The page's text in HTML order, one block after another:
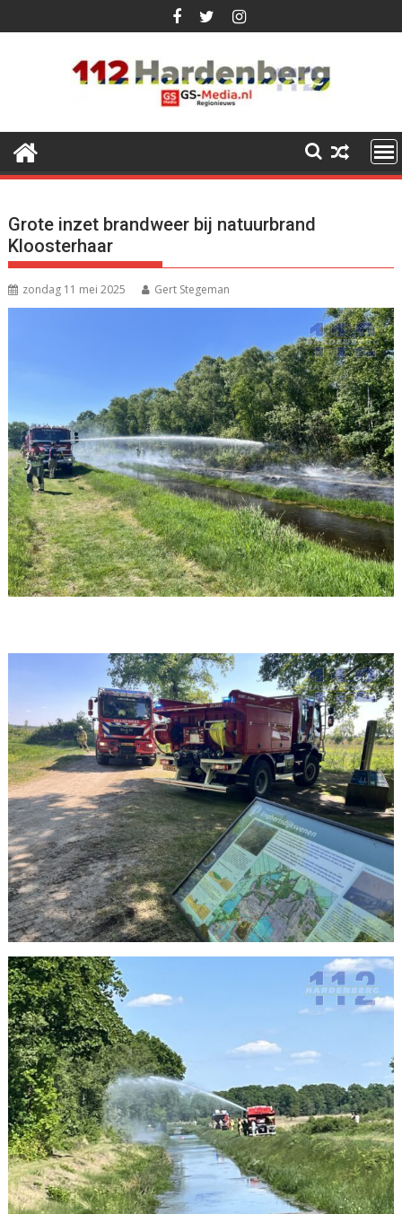
naar
Grote inzet brandweer bij natuurbrand
Kloosterhaar
zondag 11 mei 2025 Gert Stegeman